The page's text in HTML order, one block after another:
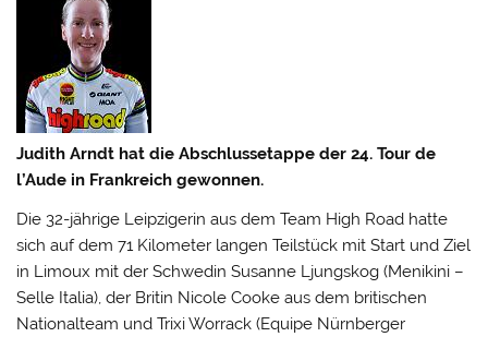
Judith Arndt hat die Abschlussetappe der 24. Tour de
l’Aude in Frankreich gewonnen.
Die 32-jährige Leipzigerin aus dem Team High Road hatte
sich auf dem 71 Kilometer langen Teilstück mit Start und Ziel
in Limoux mit der Schwedin Susanne Ljungskog (Menikini –
Selle Italia), der Britin Nicole Cooke aus dem britischen
Nationalteam und Trixi Worrack (Equipe Nürnberger